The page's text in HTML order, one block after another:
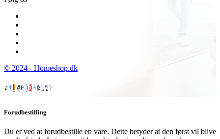
© 2024 - Homeshop.dk
Forudbestilling
Du er ved at forudbestille en vare. Dette betyder at den først vil blive